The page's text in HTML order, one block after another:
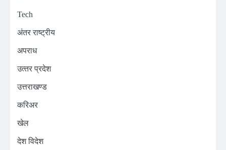
Tech
अंतर राष्ट्रीय
अपराध
उत्‍तर प्रदेश
उत्तराखण्ड
करिअर
खेल
देश विदेश